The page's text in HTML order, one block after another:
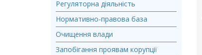
Регуляторна діяльність
Нормативно-правова база
Очищення влади
Запобігання проявам корупції